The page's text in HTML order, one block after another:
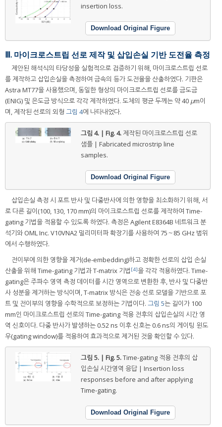
insertion loss.
Download Original Figure
Ⅲ. 마이크로스트립 선로 제작 및 삽입손실 기반 도전율 측정
제안된 해석식의 타당성을 실험적으로 검증하기 위해, 마이크로스트립 선로
를 제작하고 삽입손실을 측정하여 금속의 등가 도전율을 산출하였다. 기판은
Astra MT77을 사용했으며, 동일한 형상의 마이크로스트립 선로를 금도금
(ENIG) 및 은도금 방식으로 각각 제작하였다. 도체의 평균 두께는 약 40 μm이
며, 제작된 선로의 외형 그림 4에 나타내었다.
그림 4. | Fig. 4. 제작된 마이크로스트립 선로
샘플 | Fabricated microstrip line
samples.
Download Original Figure
삽입손실 측정 시 포트 반사 및 다중반사에 의한 영향을 최소화하기 위해, 서
로 다른 길이(100, 130, 170 mm)의 마이크로스트립 선로를 제작하여 Time-
gating 기법을 적용할 수 있도록 하였다. 측정은 Agilent E8364B 네트워크 분
석기와 OML Inc. V10VNA2 밀리미터파 확장기를 사용하여 75～85 GHz 범위
에서 수행하였다.
전이부에 의한 영향을 제거(de-embedding)하고 정확한 선로의 삽입 손실
산출을 위해 Time-gating 기법과 T-matrix 기법 [4]을 각각 적용하였다. Time-
gating은 주파수 영역 측정 데이터를 시간 영역으로 변환한 후, 반사 및 다중반
사 성분을 제거하는 방식이며, T-matrix 방식은 전송 선로 모델을 기반으로 포
트 및 전이부의 영향을 수학적으로 보정하는 기법이다. 그림 5는 길이가 100
mm인 마이크로스트립 선로의 Time-gating 적용 전후의 삽입손실의 시간 영
역 신호이다. 다중 반사가 발생하는 0.52 ns 이후 신호는 0.6 ns의 게이팅 윈도
우(gating window)를 적용하여 효과적으로 제거된 것을 확인할 수 있다.
그림 5. | Fig. 5.Time-gating 적용 전후의 삽
입손실 시간영역 응답 | Insertion loss
responses before and after applying
Time-gating.
Download Original Figure